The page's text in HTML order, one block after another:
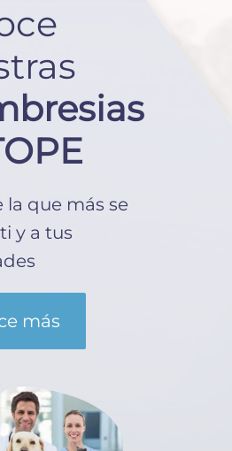
la que más se
y a tus
más